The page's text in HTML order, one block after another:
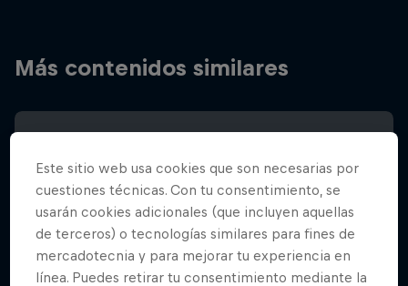
Más contenidos similares
Este sitio web usa cookies que son necesarias por
cuestiones técnicas. Con tu consentimiento, se
usarán cookies adicionales (que incluyen aquellas
de terceros) o tecnologías similares para fines de
mercadotecnia y para mejorar tu experiencia en
línea. Puedes retirar tu consentimiento mediante la